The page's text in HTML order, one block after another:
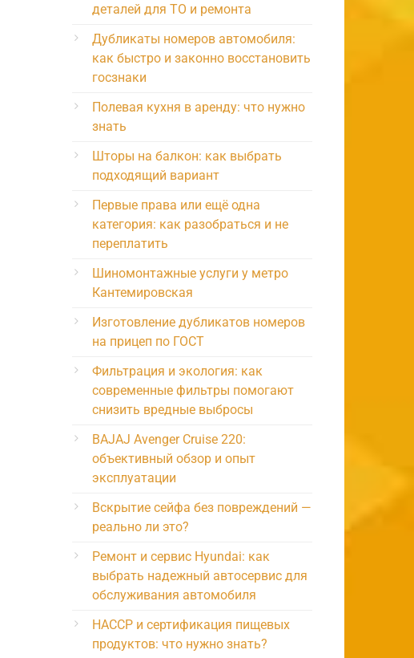
деталей для ТО и ремонта
Дубликаты номеров автомобиля:
как быстро и законно восстановить
госзнаки
Полевая кухня в аренду: что нужно
знать
Шторы на балкон: как выбрать
подходящий вариант
Первые права или ещё одна
категория: как разобраться и не
переплатить
Шиномонтажные услуги у метро
Кантемировская
Изготовление дубликатов номеров
на прицеп по ГОСТ
Фильтрация и экология: как
современные фильтры помогают
снизить вредные выбросы
BAJAJ Avenger Cruise 220:
объективный обзор и опыт
эксплуатации
Вскрытие сейфа без повреждений —
реально ли это?
Ремонт и сервис Hyundai: как
выбрать надежный автосервис для
обслуживания автомобиля
HACCP и сертификация пищевых
продуктов: что нужно знать?